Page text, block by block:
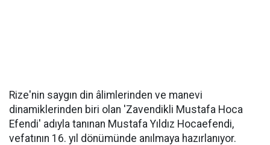
Rize'nin saygın din âlimlerinden ve manevi
dinamiklerinden biri olan 'Zavendikli Mustafa Hoca
Efendi' adıyla tanınan Mustafa Yıldız Hocaefendi,
vefatının 16. yıl dönümünde anılmaya hazırlanıyor.